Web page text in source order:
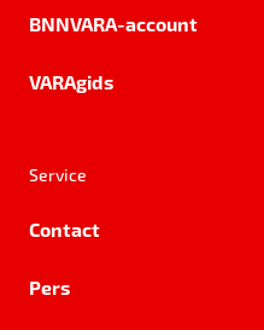
BNNVARA-account
VARAgids
Service
Contact
Pers